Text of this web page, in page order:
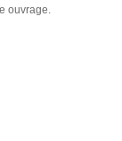
ouvrage.